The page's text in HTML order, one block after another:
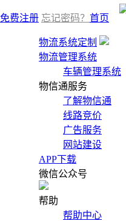
免费注册 忘记密码？
物流系统定制
物流管理系统
车辆管理系统
物信通服务
了解物信通
线路竞价
广告服务
网站建设
APP下载
微信公众号
帮助
帮助中心
首页